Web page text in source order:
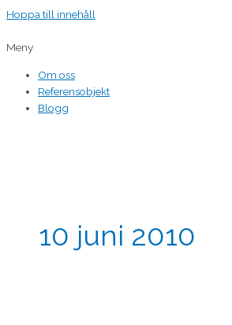
Hoppa till innehåll
Meny
Om oss
Referensobjekt
Blogg
10 juni 2010